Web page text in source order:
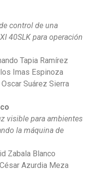
control de una
40SLK para operación
Tapia Ramírez
Imas Espinoza
Oscar Suárez Sierra
visible para ambientes
la máquina de
Zabala Blanco
Azurdia Meza